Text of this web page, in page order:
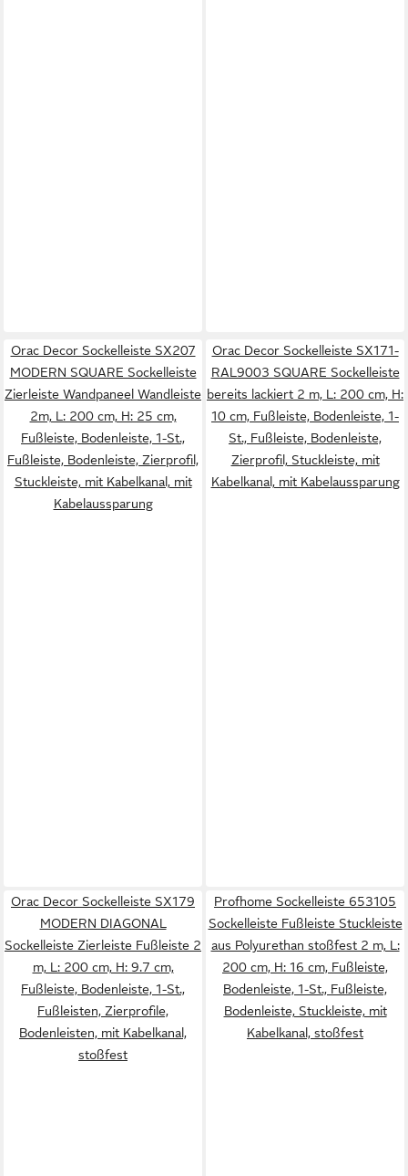
Orac Decor Sockelleiste SX207
MODERN SQUARE Sockelleiste
Zierleiste Wandpaneel Wandleiste
2m, L: 200 cm, H: 25 cm,
Fußleiste, Bodenleiste, 1-St.,
Fußleiste, Bodenleiste, Zierprofil,
Stuckleiste, mit Kabelkanal, mit
Kabelaussparung
Orac Decor Sockelleiste SX171-
RAL9003 SQUARE Sockelleiste
bereits lackiert 2 m, L: 200 cm, H:
10 cm, Fußleiste, Bodenleiste, 1-
St., Fußleiste, Bodenleiste,
Zierprofil, Stuckleiste, mit
Kabelkanal, mit Kabelaussparung
Orac Decor Sockelleiste SX179
MODERN DIAGONAL
Sockelleiste Zierleiste Fußleiste 2
m, L: 200 cm, H: 9.7 cm,
Fußleiste, Bodenleiste, 1-St.,
Fußleisten, Zierprofile,
Bodenleisten, mit Kabelkanal,
stoßfest
Profhome Sockelleiste 653105
Sockelleiste Fußleiste Stuckleiste
aus Polyurethan stoßfest 2 m, L:
200 cm, H: 16 cm, Fußleiste,
Bodenleiste, 1-St., Fußleiste,
Bodenleiste, Stuckleiste, mit
Kabelkanal, stoßfest